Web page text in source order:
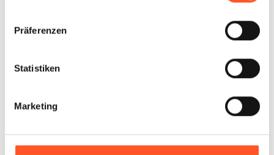
Präferenzen
Statistiken
Marketing
Erbach